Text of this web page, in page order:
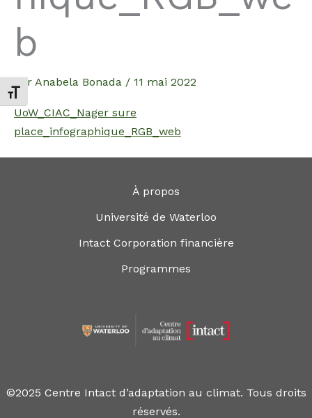
Changer la taille de la police
b
Par Anabela Bonada / 11 mai 2022
UoW_CIAC_Nager sure
place_infographique_RGB_web
À propos
Université de Waterloo
Intact Corporation financière
Programmes
©2025 Centre Intact d’adaptation au climat. Tous droits
réservés.